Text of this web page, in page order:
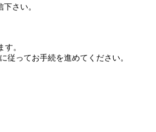
さい。
。
従ってお手続を進めてください。